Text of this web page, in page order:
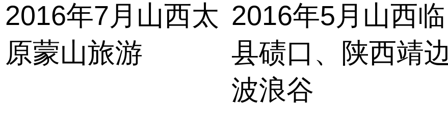
2016年7月山西太
原蒙山旅游
2016年5月山西临
县碛口、陕西靖边
波浪谷